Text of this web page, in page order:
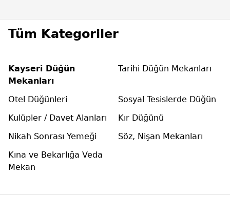
Tüm Kategoriler
Kayseri Düğün
Mekanları
Tarihi Düğün Mekanları
Otel Düğünleri
Sosyal Tesislerde Düğün
Kulüpler / Davet Alanları
Kır Düğünü
Nikah Sonrası Yemeği
Söz, Nişan Mekanları
Kına ve Bekarlığa Veda
Mekan